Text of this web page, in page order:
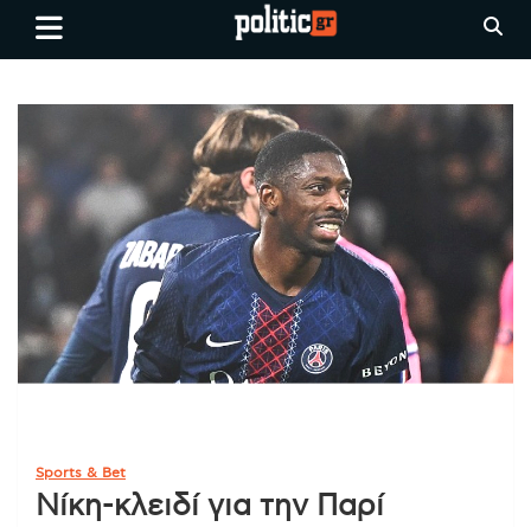
Skip
Ειδήσεις απο τη
Θεσσαλονίκη, την Ελλάδα και
όλο τον Κόσμο
politic.gr
Sports & Bet
Νίκη-κλειδί για την Παρί